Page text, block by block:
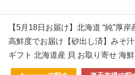
【5月18日お届け】北海道 “純”厚
高鮮度でお届け【砂出し済】みそ
ギフト 北海道産 貝 お取り寄せ 海